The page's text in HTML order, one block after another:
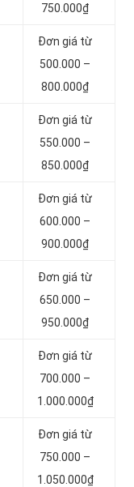
750.000₫
Đơn giá từ
500.000 –
800.000₫
Đơn giá từ
550.000 –
850.000₫
Đơn giá từ
600.000 –
900.000₫
Đơn giá từ
650.000 –
950.000₫
Đơn giá từ
700.000 –
1.000.000₫
Đơn giá từ
750.000 –
1.050.000₫